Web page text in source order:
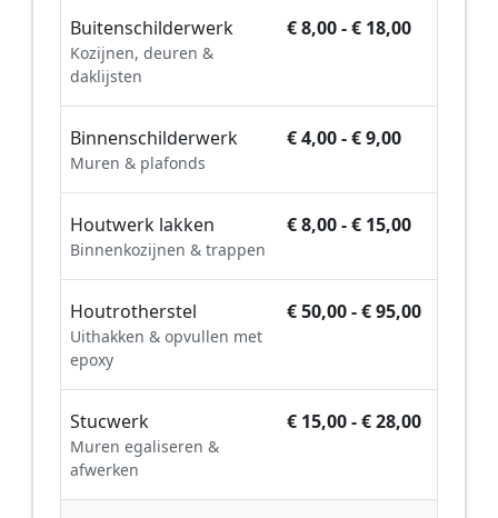
Buitenschilderwerk
Kozijnen, deuren &
daklijsten
€ 8,00 - € 18,00
Binnenschilderwerk
Muren & plafonds
€ 4,00 - € 9,00
Houtwerk lakken
Binnenkozijnen & trappen
€ 8,00 - € 15,00
Houtrotherstel
Uithakken & opvullen met
epoxy
€ 50,00 - € 95,00
Stucwerk
Muren egaliseren &
afwerken
€ 15,00 - € 28,00